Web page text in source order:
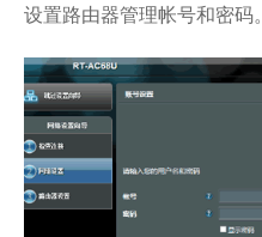
设置路由器管理帐号和密码。